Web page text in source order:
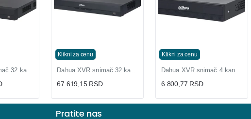
Dahua XVR snimač 32 kanala 4K sa prepoznavanjem lica
Klikni za cenu
Dahua XVR snimač 32 kanala 5M-N sa AcuPick pretragom
67.619,15 RSD
Klikni za cenu
Dahua XVR snimač 4 kanala 1080N sa SMD Plus
6.800,77 RSD
Pratite nas